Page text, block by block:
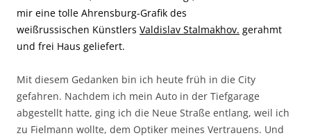
mir eine tolle Ahrensburg-Grafik des
weißrussischen Künstlers Valdislav Stalmakhov. gerahmt
und frei Haus geliefert.
Mit diesem Gedanken bin ich heute früh in die City
gefahren. Nachdem ich mein Auto in der Tiefgarage
abgestellt hatte, ging ich die Neue Straße entlang, weil ich
zu Fielmann wollte, dem Optiker meines Vertrauens. Und